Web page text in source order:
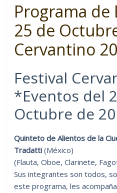
Programa de
25 de
Cervantino
Festival
*Eventos del
Octubre de
Quinteto de Alientos de la
Tradatti (México)
(Flauta, Oboe, Clarinete,
Sus integrantes son todos,
este programa, les